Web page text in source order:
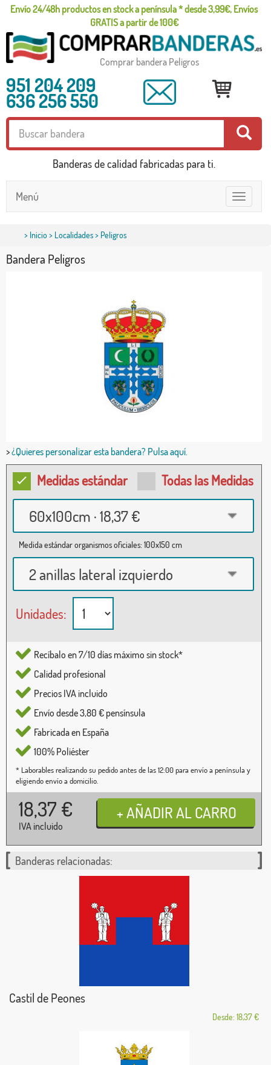
Envío 24/48h productos en stock a península * desde 3,99€, Envíos
GRATIS a partir de 100€
Comprar bandera Peligros
951 204 209
636 256 550
Banderas de calidad fabricadas para ti.
Toggle
navigation
Menú
> Inicio> Localidades> Peligros
Bandera Peligros
>¿Quieres personalizar esta bandera? Pulsa aquí.
Medidas estándar Todas las Medidas
60x100cm · 18,37 €
Medida estándar organismos oficiales: 100x150 cm
2 anillas lateral izquierdo
Unidades:
Recíbalo en 7/10 días máximo sin stock*
Calidad profesional
Precios IVA incluido
Envío desde 3,80 € pensínsula
Fabricada en España
100% Poliéster
* Laborables realizando su pedido antes de las 12:00 para envío a península y
eligiendo envío a domicilio.
18,37 €
IVA incluido
Banderas relacionadas:
Castil de Peones
Desde: 18,37 €